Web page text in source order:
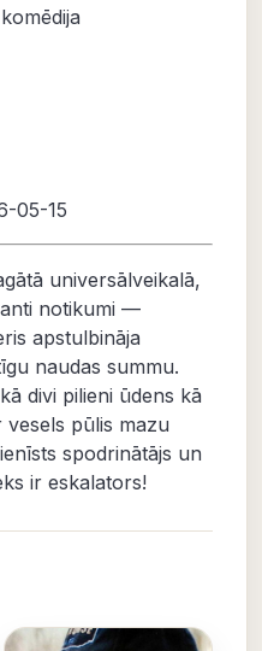
komēdija
05-15
universālveikalā,
notikumi —
apstulbināja
naudas summu.
divi pilieni ūdens kā
pūlis mazu
spodrinātājs un
ir eskalators!